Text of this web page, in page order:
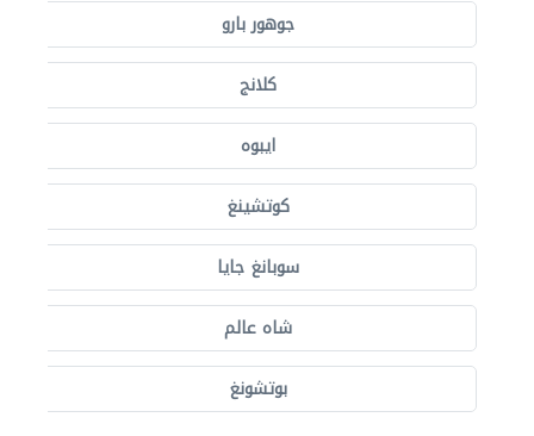
جوهور بارو
كلانج
ايبوه
كوتشينغ
سوبانغ جايا
شاه عالم
بوتشونغ